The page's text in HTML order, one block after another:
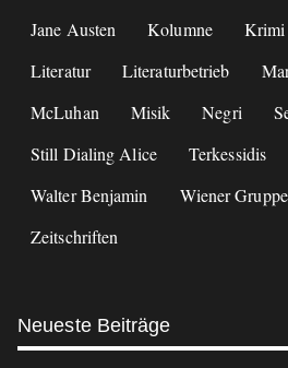
Jane Austen
Kolumne Krimi
Literatur
Literaturbetrieb
McLuhan
Misik Negri
Still Dialing Alice
Terkessidis
Walter Benjamin
Wiener Gruppe
Zeitschriften
Neueste Beiträge